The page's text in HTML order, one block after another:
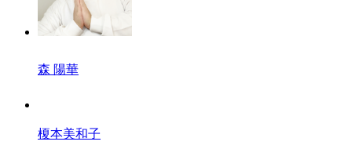
森 陽華
榎本美和子